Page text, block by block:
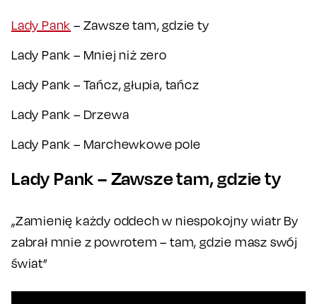
Lady Pank – Zawsze tam, gdzie ty
Lady Pank – Mniej niż zero
Lady Pank – Tańcz, głupia, tańcz
Lady Pank – Drzewa
Lady Pank – Marchewkowe pole
Lady Pank – Zawsze tam, gdzie ty
„Zamienię każdy oddech w niespokojny wiatr By
zabrał mnie z powrotem – tam, gdzie masz swój
świat”